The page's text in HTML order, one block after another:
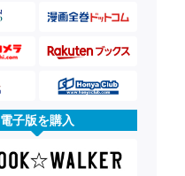
電子版を購入